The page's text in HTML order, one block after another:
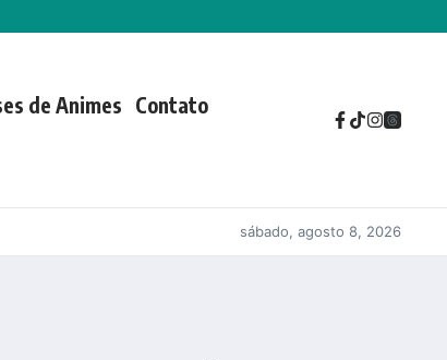
de Animes Contato
sábado, agosto 8, 2026